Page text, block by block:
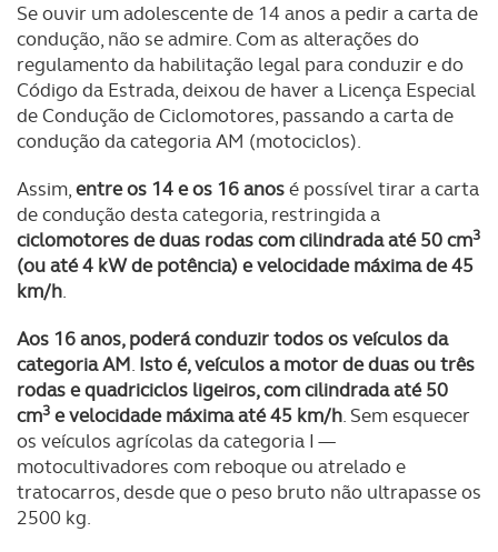
Se ouvir um adolescente de 14 anos a pedir a carta de
condução, não se admire. Com as alterações do
regulamento da habilitação legal para conduzir e do
Código da Estrada, deixou de haver a Licença Especial
de Condução de Ciclomotores, passando a carta de
condução da categoria AM (motociclos).
Assim,entre os 14 e os 16 anosé possível tirar a carta
de condução desta categoria, restringida a
ciclomotores de duas rodas com cilindrada até 50 cm3
(ou até 4 kW de potência) e velocidade máxima de 45
km/h.
Aos 16 anos, poderá conduzir todos os veículos da
categoria AM. Isto é, veículos a motor de duas ou três
rodas e quadriciclos ligeiros, com cilindrada até 50
cm3 e velocidade máxima até 45 km/h. Sem esquecer
os veículos agrícolas da categoria I —
motocultivadores com reboque ou atrelado e
tratocarros, desde que o peso bruto não ultrapasse os
2500 kg.